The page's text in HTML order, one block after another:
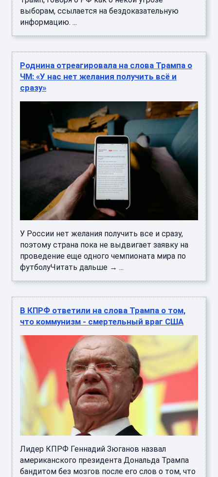
выборам, ссылается на бездоказательную
информацию. ...
Роднина отреагировала на слова Трампа о
ЧМ: «У нас нет желания получить всё и
сразу»
У России нет желания получить все и сразу,
поэтому страна пока не выдвигает заявку на
проведение еще одного чемпионата мира по
футболуЧитать дальше → ...
В КПРФ ответили на слова Трампа о том,
что коммунизм - смертельный враг США
Лидер КПРФ Геннадий Зюганов назвал
американского президента Дональда Трампа
бандитом без мозгов после его слов о том, что